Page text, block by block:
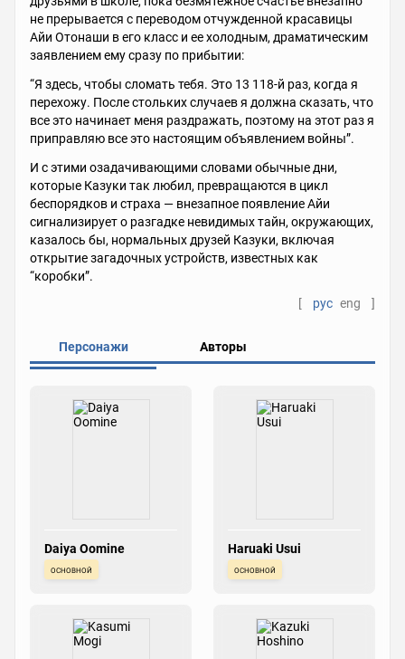
не прерывается с переводом отчужденной красавицы
Айи Отонаши в его класс и ее холодным, драматическим
заявлением ему сразу по прибытии:
“Я здесь, чтобы сломать тебя. Это 13 118-й раз, когда я
перехожу. После стольких случаев я должна сказать, что
все это начинает меня раздражать, поэтому на этот раз я
приправляю все это настоящим объявлением войны”.
И с этими озадачивающими словами обычные дни,
которые Казуки так любил, превращаются в цикл
беспорядков и страха — внезапное появление Айи
сигнализирует о разгадке невидимых тайн, окружающих,
казалось бы, нормальных друзей Казуки, включая
открытие загадочных устройств, известных как
“коробки”.
[
рус eng ]
Персонажи Авторы
Daiya Oomine
основной
Haruaki Usui
основной